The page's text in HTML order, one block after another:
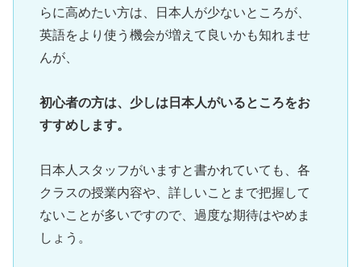
らに高めたい方は、日本人が少ないところが、
英語をより使う機会が増えて良いかも知れませ
んが、
初心者の方は、少しは日本人がいるところをお
すすめします。
日本人スタッフがいますと書かれていても、各
クラスの授業内容や、詳しいことまで把握して
ないことが多いですので、過度な期待はやめま
しょう。